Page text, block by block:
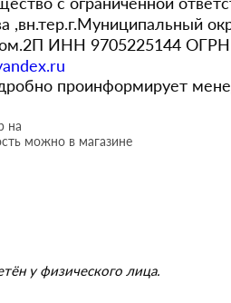
ИНН 9705225144 ОГРН
проинформирует
на
можно в магазине
у физического лица.